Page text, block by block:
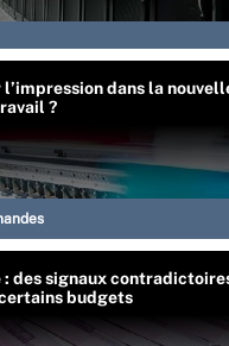
dans la
?
des signaux
budgets